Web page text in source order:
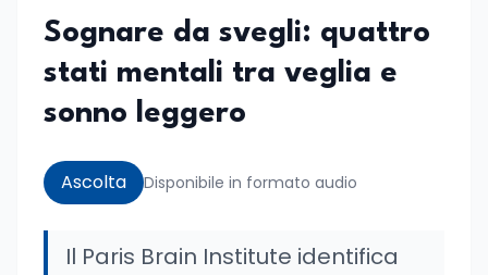
Sognare da svegli: quattro
stati mentali tra veglia e
sonno leggero
Ascolta Disponibile in formato audio
Il Paris Brain Institute identifica